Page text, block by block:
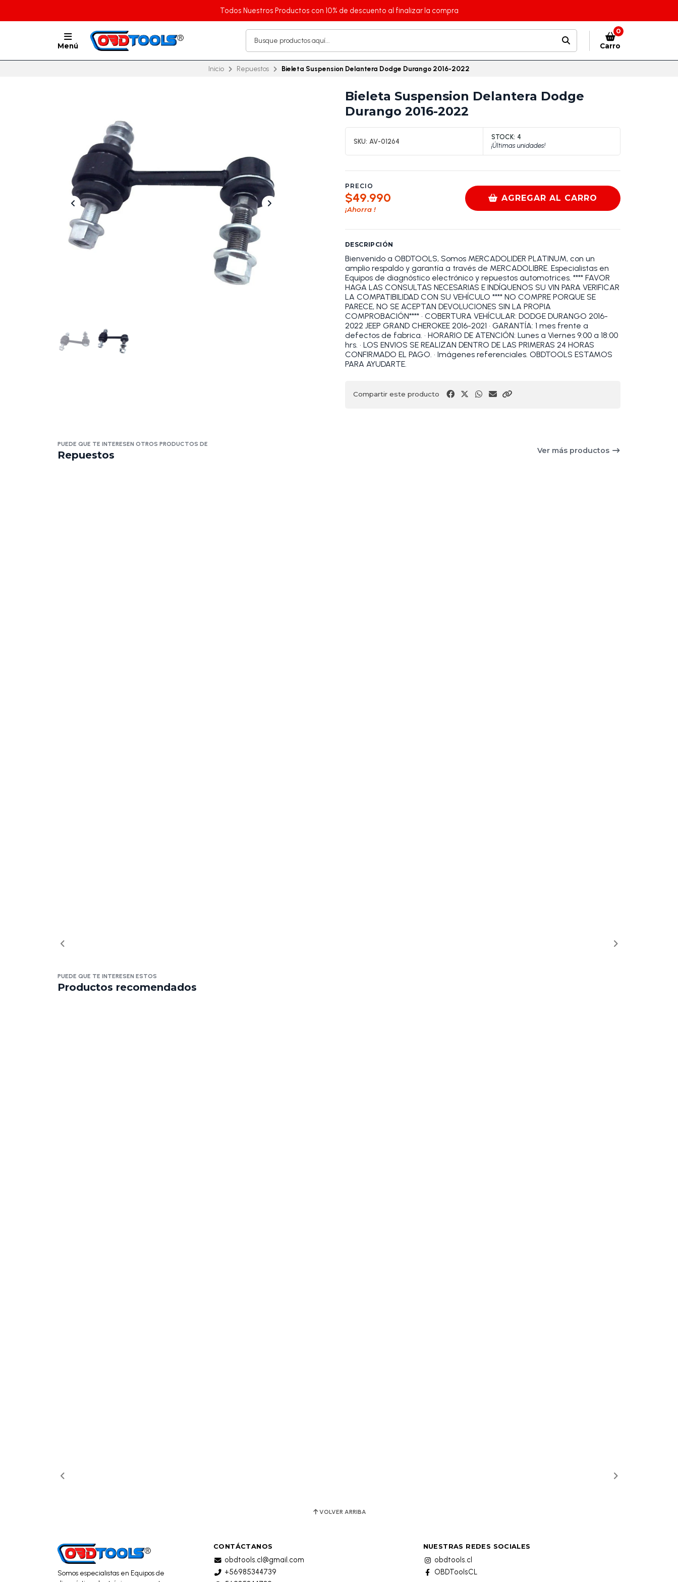
Todos Nuestros Productos con 10% de descuento al finalizar la compra
Menú
0
Carro
Inicio Repuestos Bieleta Suspension Delantera Dodge Durango 2016-2022
Bieleta Suspension Delantera Dodge
Durango 2016-2022
SKU: AV-01264
STOCK: 4
¡Últimas unidades!
PRECIO
$49.990
¡Ahorra !
AGREGAR AL CARRO
DESCRIPCIÓN
Bienvenido a OBDTOOLS, Somos MERCADOLIDER PLATINUM, con un
amplio respaldo y garantía a través de MERCADOLIBRE. Especialistas en
Equipos de diagnóstico electrónico y repuestos automotrices. **** FAVOR
HAGA LAS CONSULTAS NECESARIAS E INDÍQUENOS SU VIN PARA VERIFICAR
LA COMPATIBILIDAD CON SU VEHÍCULO **** NO COMPRE PORQUE SE
PARECE, NO SE ACEPTAN DEVOLUCIONES SIN LA PROPIA
COMPROBACIÓN**** • COBERTURA VEHÍCULAR: DODGE DURANGO 2016-
2022 JEEP GRAND CHEROKEE 2016-2021 • GARANTÍA: 1 mes frente a
defectos de fabrica. • HORARIO DE ATENCIÓN: Lunes a Viernes 9:00 a 18:00
hrs. • LOS ENVIOS SE REALIZAN DENTRO DE LAS PRIMERAS 24 HORAS
CONFIRMADO EL PAGO. • Imágenes referenciales. OBDTOOLS ESTAMOS
PARA AYUDARTE.
Compartir este producto
PUEDE QUE TE INTERESEN OTROS PRODUCTOS DE
Repuestos Ver más productos
PUEDE QUE TE INTERESEN ESTOS
Productos recomendados
VOLVER ARRIBA
Somos especialistas en Equipos de
CONTÁCTANOS
obdtools.cl@gmail.com
+56985344739
NUESTRAS REDES SOCIALES
obdtools.cl
OBDToolsCL